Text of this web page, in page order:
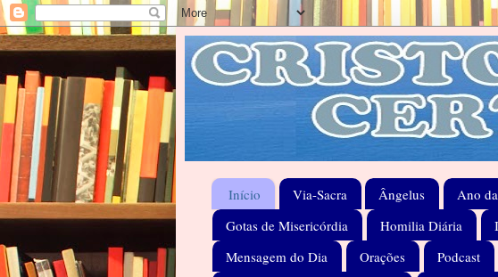
Início Via-Sacra Ângelus Ano
Gotas de Misericórdia
Homilia Diária
Mensagem do Dia
Orações Podcast